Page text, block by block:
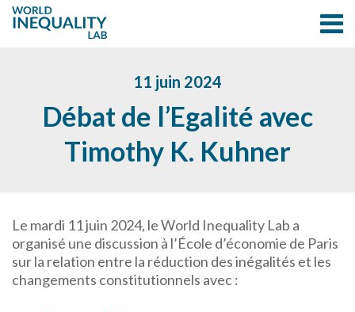
11 juin 2024
Débat de l’Egalité avec
Timothy K. Kuhner
Le mardi 11 juin 2024, le World Inequality Lab a
organisé une discussion à l’École d’économie de Paris
sur la relation entre la réduction des inégalités et les
changements constitutionnels avec :